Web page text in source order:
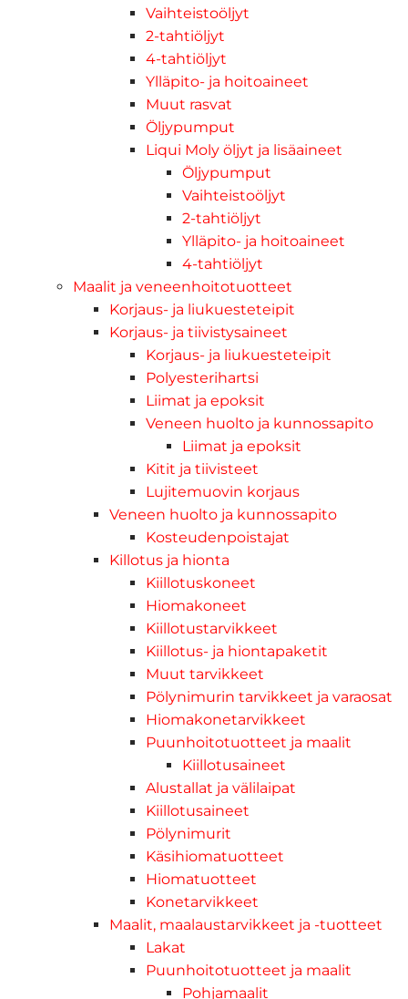
Vaihteistoöljyt
2-tahtiöljyt
4-tahtiöljyt
Ylläpito- ja hoitoaineet
Muut rasvat
Öljypumput
Liqui Moly öljyt ja lisäaineet
Öljypumput
Vaihteistoöljyt
2-tahtiöljyt
Ylläpito- ja hoitoaineet
4-tahtiöljyt
Maalit ja veneenhoitotuotteet
Korjaus- ja liukuesteteipit
Korjaus- ja tiivistysaineet
Korjaus- ja liukuesteteipit
Polyesterihartsi
Liimat ja epoksit
Veneen huolto ja kunnossapito
Liimat ja epoksit
Kitit ja tiivisteet
Lujitemuovin korjaus
Veneen huolto ja kunnossapito
Kosteudenpoistajat
Killotus ja hionta
Kiillotuskoneet
Hiomakoneet
Kiillotustarvikkeet
Kiillotus- ja hiontapaketit
Muut tarvikkeet
Pölynimurin tarvikkeet ja varaosat
Hiomakonetarvikkeet
Puunhoitotuotteet ja maalit
Kiillotusaineet
Alustallat ja välilaipat
Kiillotusaineet
Pölynimurit
Käsihiomatuotteet
Hiomatuotteet
Konetarvikkeet
Maalit, maalaustarvikkeet ja -tuotteet
Lakat
Puunhoitotuotteet ja maalit
Pohjamaalit